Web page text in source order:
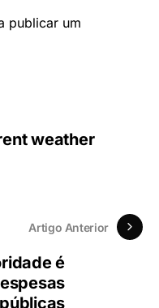
publicar um
weather
Artigo Anterior
é
públicas